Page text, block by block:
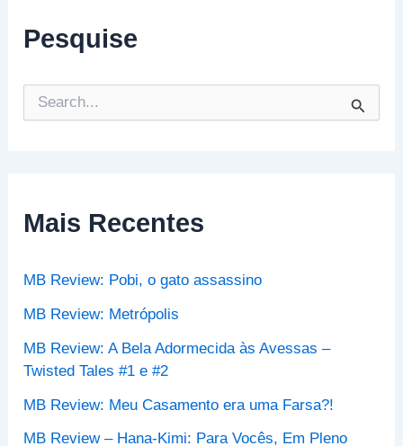
Pesquise
e
s
a
o
:
Mais Recentes
MB Review: Pobi, o gato assassino
MB Review: Metrópolis
MB Review: A Bela Adormecida às Avessas –
Twisted Tales #1 e #2
MB Review: Meu Casamento era uma Farsa?!
MB Review – Hana-Kimi: Para Vocês, Em Pleno